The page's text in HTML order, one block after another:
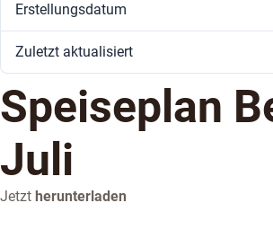
Erstellungsdatum
Zuletzt aktualisiert
Speiseplan
Juli
Jetzt herunterladen